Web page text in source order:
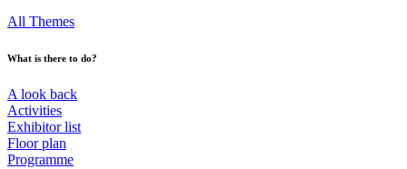
All Themes
What is there to do?
A look back
Activities
Exhibitor list
Floor plan
Programme